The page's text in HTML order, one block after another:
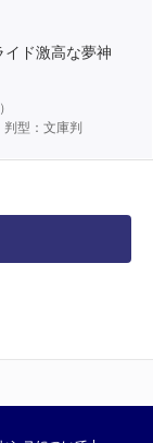
ド激高な夢神
判型：文庫判